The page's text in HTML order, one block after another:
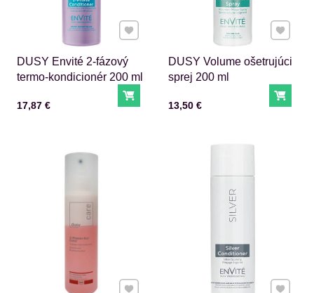
DUSY Envité 2-fázový
termo-kondicionér 200 ml
Cena s DPH
17,87 € Do košíka
Pridať k Obľúbeným
DUSY Volume ošetrujúci
sprej 200 ml
Cena s DPH
13,50 € Do
Pridať
Pridať k Obľúbeným Pridať